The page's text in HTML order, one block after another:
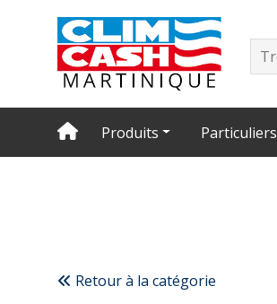
Produits Particuliers
Retour à la catégorie